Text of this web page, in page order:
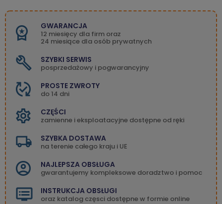
GWARANCJA
12 miesięcy dla firm oraz
24 miesiące dla osób prywatnych
SZYBKI SERWIS
posprzedażowy i pogwarancyjny
PROSTE ZWROTY
do 14 dni
CZĘŚCI
zamienne i eksploatacyjne dostępne od ręki
SZYBKA DOSTAWA
na terenie całego kraju i UE
NAJLEPSZA OBSŁUGA
gwarantujemy kompleksowe doradztwo i pomoc
INSTRUKCJA OBSŁUGI
oraz katalog częsci dostępne w formie online